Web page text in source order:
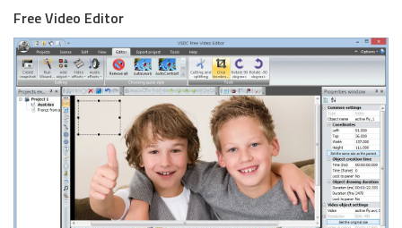
Free Video Editor